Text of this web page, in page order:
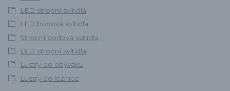
LED stropní svítidla
LED bodová svítidla
Stropní bodová svítidla
LED stropní svítidla
Lustry do obýváku
Lustry do ložnice